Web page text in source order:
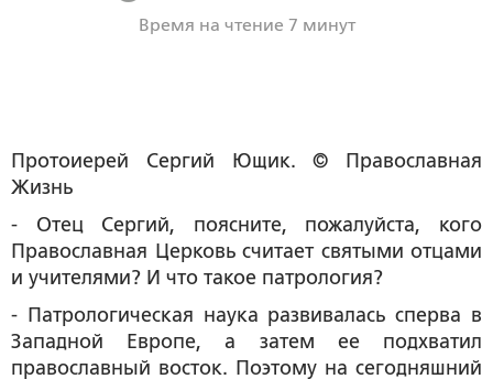
Время на чтение 7 минут
Протоиерей Сергий Ющик. © Православная
Жизнь
- Отец Сергий, поясните, пожалуйста, кого
Православная Церковь считает святыми отцами
и учителями? И что такое патрология?
- Патрологическая наука развивалась сперва в
Западной Европе, а затем ее подхватил
православный восток. Поэтому на сегодняшний